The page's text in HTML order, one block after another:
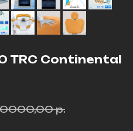
TRC Continental
р.